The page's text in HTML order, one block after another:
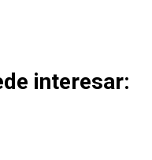
interesar: